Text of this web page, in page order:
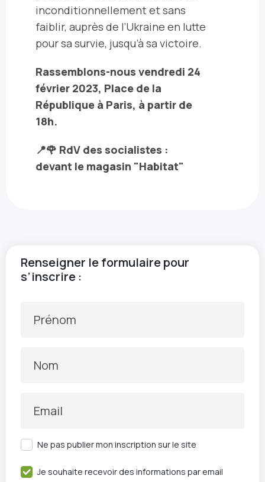
inconditionnellement et sans
faiblir, auprès de l’Ukraine en lutte
pour sa survie, jusqu’à sa victoire.
Rassemblons-nous vendredi 24
février 2023, Place de la
République à Paris, à partir de
18h.
📍🌹 RdV des socialistes :
devant le magasin "Habitat"
Renseigner le formulaire pour
s’inscrire :
Prénom
Nom
Email
Ne pas publier mon inscription sur le site
Je souhaite recevoir des informations par email